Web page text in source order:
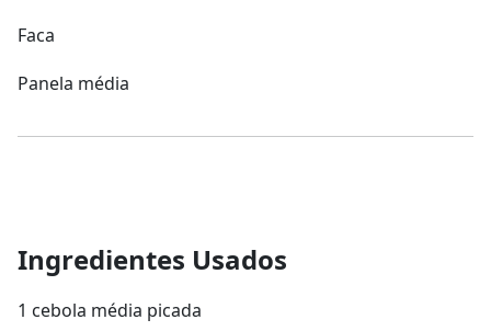
Faca
Panela média
Ingredientes Usados
1 cebola média picada